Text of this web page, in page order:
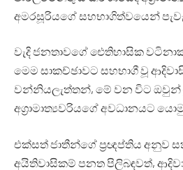
අමරසූරියගේ සහභාගිත්වයෙන්
වැදි ජනතාවගේ ⁣ඓතිහාසික
මෙම සාකච්ඡාවට සහභාගී වූ
වන්නියලැත්තන්, මේ වන විට ඔවුන්
අග්‍රාමාත්‍යවරියගේ අවධානයට
එක්සත් ජාතීන්ගේ ප්‍රඥප්තිය අනුව
අයිතිවාසිකම් පනත පිලිබඳවත්,